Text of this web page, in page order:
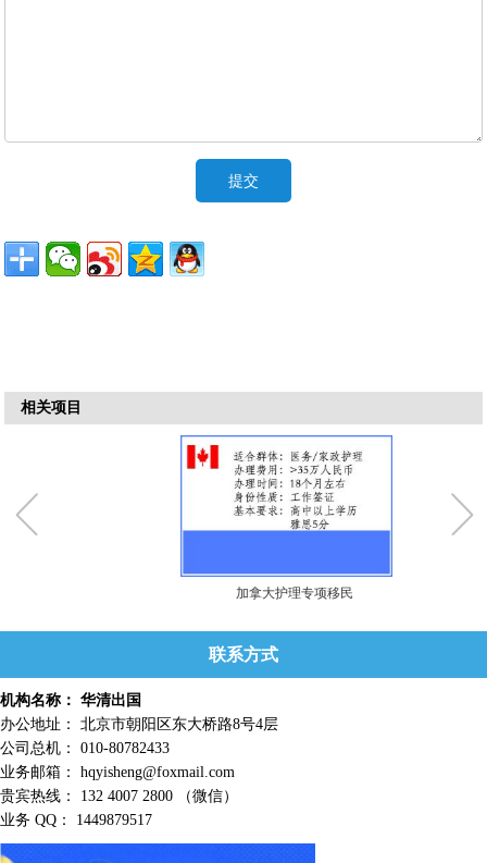
相关项目
加拿大护理专项移民
联系方式
机构名称： 华清出国
办公地址： 北京市朝阳区东大桥路8号4层
公司总机： 010-80782433
业务邮箱： hqyisheng@foxmail.com
贵宾热线： 132 4007 2800 （微信）
业务 QQ： 1449879517